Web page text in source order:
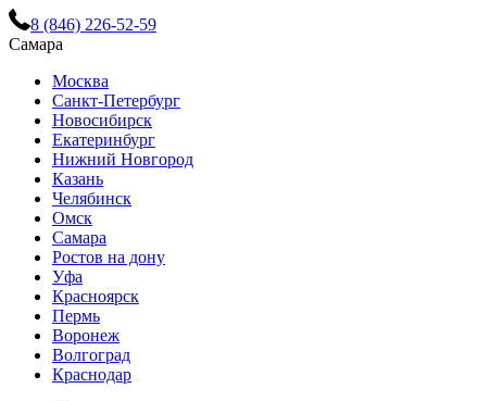
8 (846) 226-52-59
Самара
Москва
Санкт-Петербург
Новосибирск
Екатеринбург
Нижний Новгород
Казань
Челябинск
Омск
Самара
Ростов на дону
Уфа
Красноярск
Пермь
Воронеж
Волгоград
Краснодар